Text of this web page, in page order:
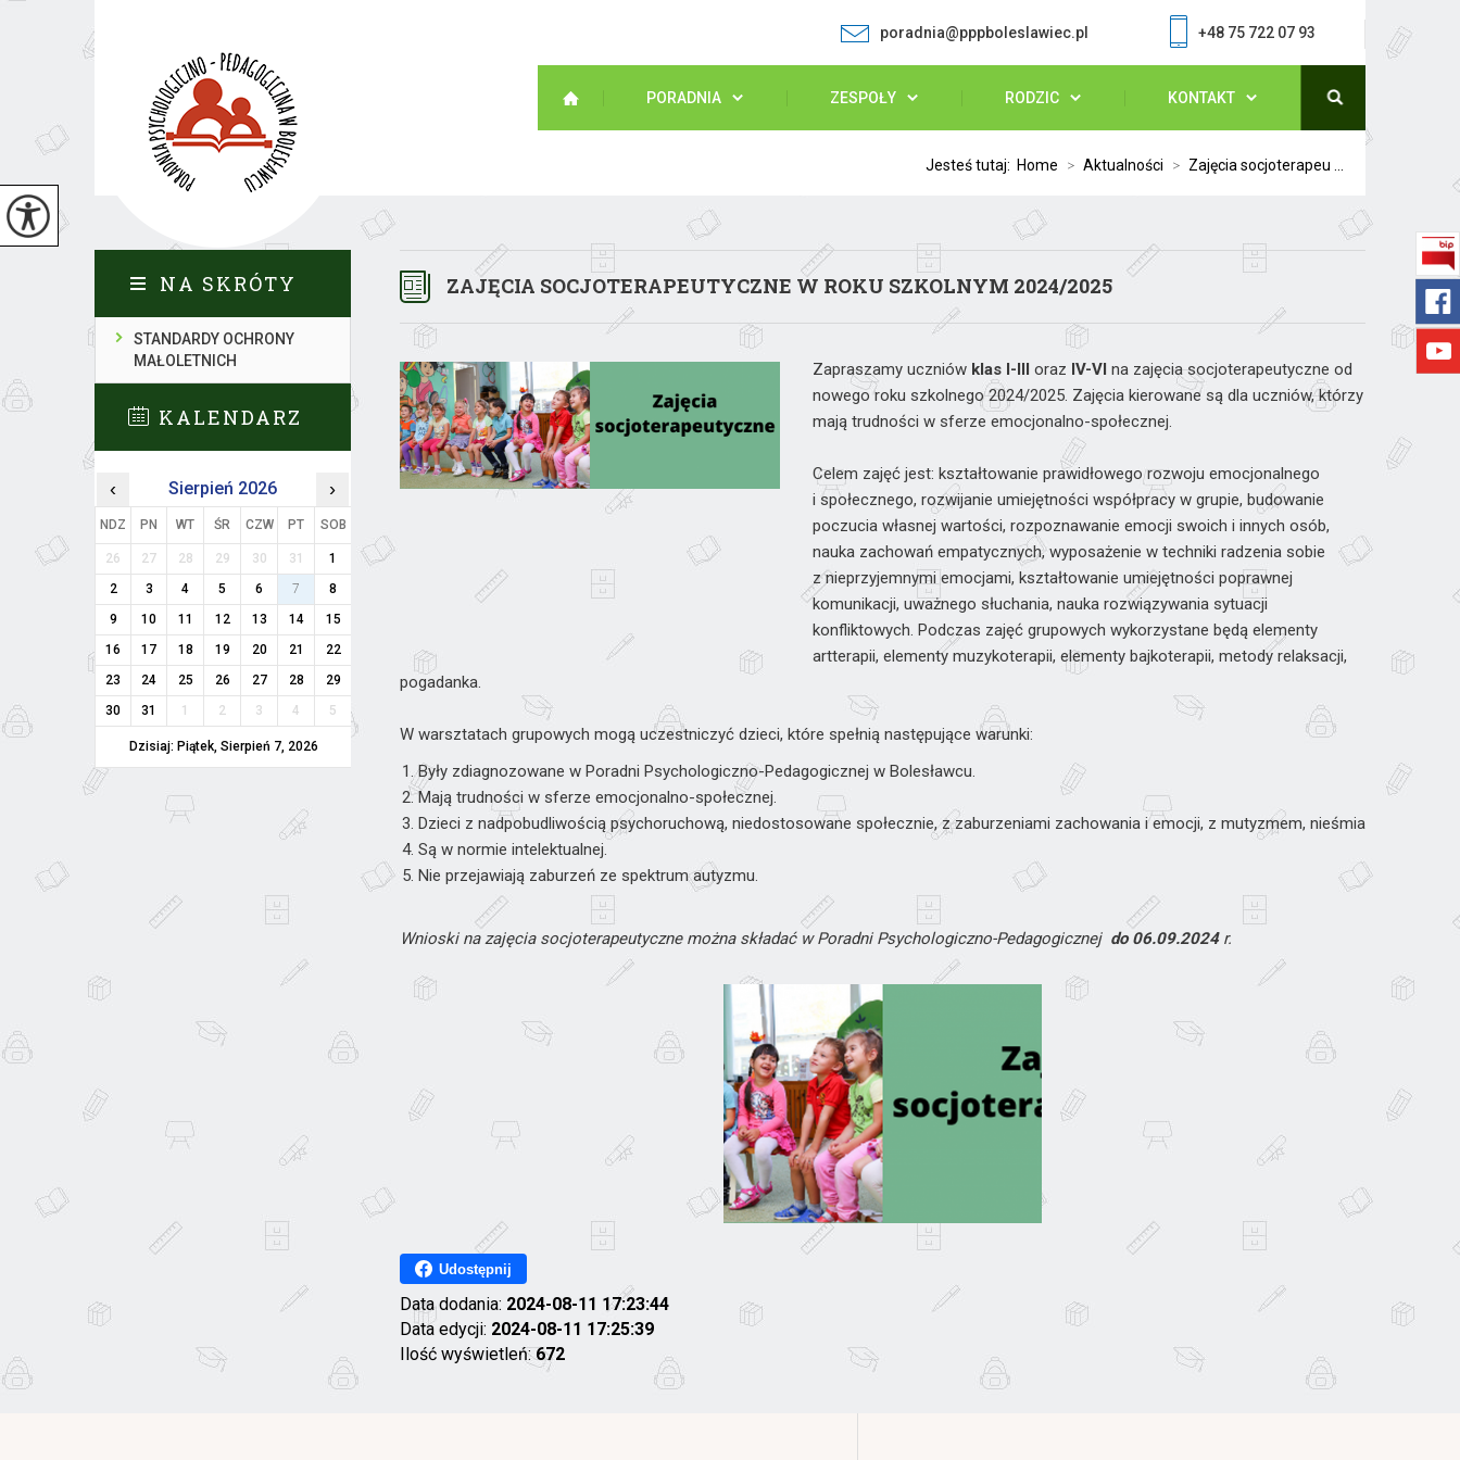
poradnia@pppboleslawiec.pl +48 75 722 07 93
PORADNIA ZESPOŁY RODZIC KONTAKT
Jesteś tutaj: Home > Aktualności > Zajęcia socjoterapeu ...
ZAJĘCIA SOCJOTERAPEUTYCZNE W ROKU SZKOLNYM 2024/2025
Zapraszamy uczniów klas I-III oraz IV-VI na zajęcia socjoterapeutyczne od
nowego roku szkolnego 2024/2025. Zajęcia kierowane są dla uczniów, którzy
mają trudności w sferze emocjonalno-społecznej.
Celem zajęć jest: kształtowanie prawidłowego rozwoju emocjonalnego
i społecznego, rozwijanie umiejętności współpracy w grupie, budowanie
poczucia własnej wartości, rozpoznawanie emocji swoich i innych osób,
nauka zachowań empatycznych, wyposażenie w techniki radzenia sobie
z nieprzyjemnymi emocjami, kształtowanie umiejętności poprawnej
komunikacji, uważnego słuchania, nauka rozwiązywania sytuacji
konfliktowych. Podczas zajęć grupowych wykorzystane będą elementy
artterapii, elementy muzykoterapii, elementy bajkoterapii, metody relaksacji,
pogadanka.
W warsztatach grupowych mogą uczestniczyć dzieci, które spełnią następujące warunki:
Były zdiagnozowane w Poradni Psychologiczno-Pedagogicznej w Bolesławcu.
Mają trudności w sferze emocjonalno-społecznej.
Dzieci z nadpobudliwością psychoruchową, niedostosowane społecznie, z zaburzeniami zachowania i emocji, z mutyzmem, nieśmiałe.
Są w normie intelektualnej.
Nie przejawiają zaburzeń ze spektrum autyzmu.
Wnioski na zajęcia socjoterapeutyczne można składać w Poradni Psychologiczno-Pedagogicznej do 06.09.2024r.
Udostępnij
Data dodania: 2024-08-11 17:23:44
Data edycji: 2024-08-11 17:25:39
Ilość wyświetleń:672
NA SKRÓTY
STANDARDY OCHRONY
MAŁOLETNICH
KALENDARZ
‹ Sierpień 2026 ›
NDZ PN WT ŚR CZW PT SOB
26 27 28 29 30 31
1
2
3 4 5 6 7
8
9
10 11 12 13 14
15
16
17 18 19 20 21
22
23
24 25 26 27 28
29
30
31 1 2 3 4 5
Dzisiaj: Piątek, Sierpień 7, 2026